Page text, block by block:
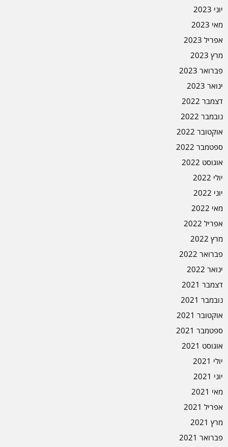
יוני 2023
מאי 2023
אפריל 2023
מרץ 2023
פברואר 2023
ינואר 2023
דצמבר 2022
נובמבר 2022
אוקטובר 2022
ספטמבר 2022
אוגוסט 2022
יולי 2022
יוני 2022
מאי 2022
אפריל 2022
מרץ 2022
פברואר 2022
ינואר 2022
דצמבר 2021
נובמבר 2021
אוקטובר 2021
ספטמבר 2021
אוגוסט 2021
יולי 2021
יוני 2021
מאי 2021
אפריל 2021
מרץ 2021
פברואר 2021